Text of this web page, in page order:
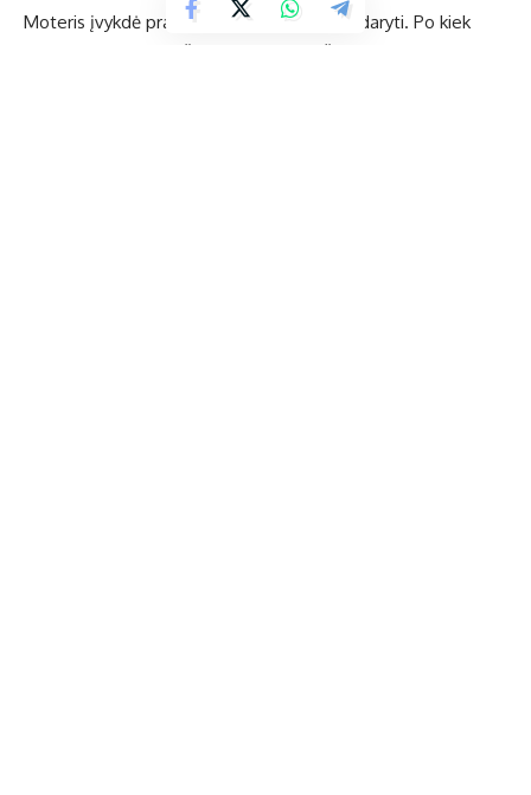
Moteris įvykdė prašymą, ko tikrai neturėjo daryti. Po kiek
laiko ji pamatė, kad iš sąskaitos nuskaičiuota 1 935,11 Eur.